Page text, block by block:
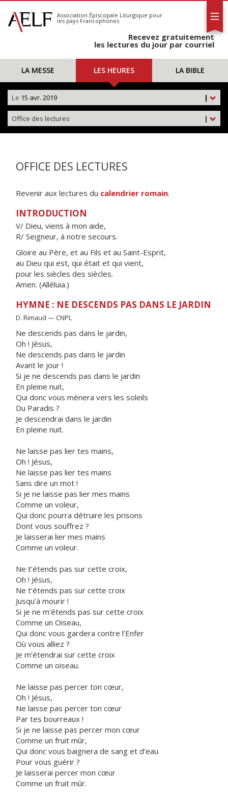
S'abonner
Calendrier
Association Épiscopale Liturgique pour
les pays Francophones
Recevez gratuitement
les lectures du jour par courriel
LA MESSE LES HEURES LA BIBLE
|
Le 15 avr. 2019
|
Office des lectures
OFFICE DES LECTURES
Revenir aux lectures du calendrier romain.
INTRODUCTION
V/ Dieu, viens à mon aide,
R/ Seigneur, à notre secours.
Gloire au Père, et au Fils et au Saint-Esprit,
au Dieu qui est, qui était et qui vient,
pour les siècles des siècles.
Amen. (Alléluia.)
HYMNE : NE DESCENDS PAS DANS LE JARDIN
D. Rimaud — CNPL
Ne descends pas dans le jardin,
Oh ! Jésus,
Ne descends pas dans le jardin
Avant le jour !
Si je ne descends pas dans le jardin
En pleine nuit,
Qui donc vous mènera vers les soleils
Du Paradis ?
Je descendrai dans le jardin
En pleine nuit.
Ne laisse pas lier tes mains,
Oh ! Jésus,
Ne laisse pas lier tes mains
Sans dire un mot !
Si je ne laisse pas lier mes mains
Comme un voleur,
Qui donc pourra détruire les prisons
Dont vous souffrez ?
Je laisserai lier mes mains
Comme un voleur.
Ne t’étends pas sur cette croix,
Oh ! Jésus,
Ne t’étends pas sur cette croix
Jusqu’à mourir !
Si je ne m’étends pas sur cette croix
Comme un Oiseau,
Qui donc vous gardera contre l’Enfer
Où vous alliez ?
Je m’étendrai sur cette croix
Comme un oiseau.
Ne laisse pas percer ton cœur,
Oh ! Jésus,
Ne laisse pas percer ton cœur
Par tes bourreaux !
Si je ne laisse pas percer mon cœur
Comme un fruit mûr,
Qui donc vous baignera de sang et d’eau
Pour vous guérir ?
Je laisserai percer mon cœur
Comme un fruit mûr.